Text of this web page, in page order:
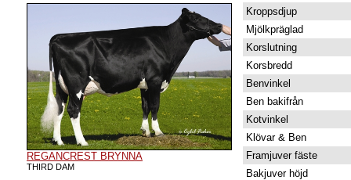
REGANCREST BRYNNA
THIRD DAM
Kroppsdjup
Mjölkpräglad
Korslutning
Korsbredd
Benvinkel
Ben bakifrån
Kotvinkel
Klövar & Ben
Framjuver fäste
Bakjuver höjd